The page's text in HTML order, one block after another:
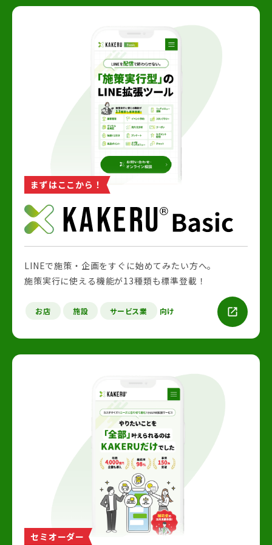
まずはここから！
LINEで施策・企画をすぐに始めてみたい方へ。
施策実行に使える機能が13種類も標準登載！
お店 施設 サービス業 向け
セミオーダー